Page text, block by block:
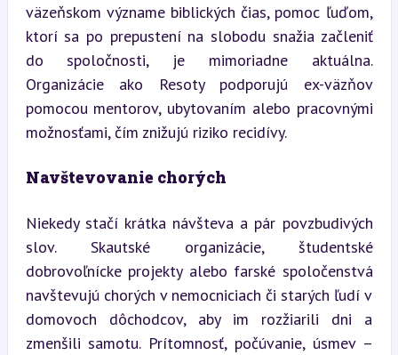
väzeňskom význame biblických čias, pomoc ľuďom,
ktorí sa po prepustení na slobodu snažia začleniť
do spoločnosti, je mimoriadne aktuálna.
Organizácie ako Resoty podporujú ex-väzňov
pomocou mentorov, ubytovaním alebo pracovnými
možnosťami, čím znižujú riziko recidívy.
Navštevovanie chorých
Niekedy stačí krátka návšteva a pár povzbudivých
slov. Skautské organizácie, študentské
dobrovoľnícke projekty alebo farské spoločenstvá
navštevujú chorých v nemocniciach či starých ľudí v
domovoch dôchodcov, aby im rozžiarili dni a
zmenšili samotu. Prítomnosť, počúvanie, úsmev –